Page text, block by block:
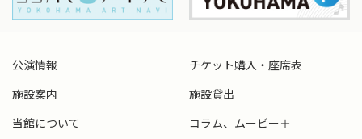
公演情報
チケット購入・座席表
施設案内
施設貸出
当館について
コラム、ムービー＋